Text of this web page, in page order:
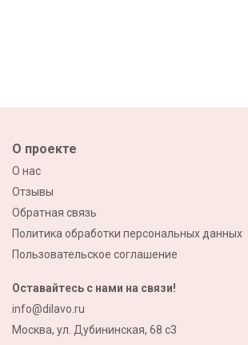
О проекте
О нас
Отзывы
Обратная связь
Политика обработки персональных данных
Пользовательское соглашение
Оставайтесь с нами на связи!
info@dilavo.ru
Москва, ул. Дубининская, 68 с3